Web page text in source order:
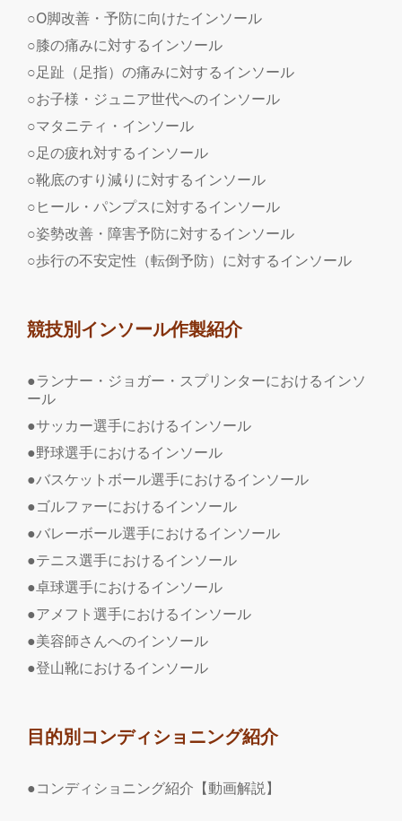
○O脚改善・予防に向けたインソール
○膝の痛みに対するインソール
○足趾（足指）の痛みに対するインソール
○お子様・ジュニア世代へのインソール
○マタニティ・インソール
○足の疲れ対するインソール
○靴底のすり減りに対するインソール
○ヒール・パンプスに対するインソール
○姿勢改善・障害予防に対するインソール
○歩行の不安定性（転倒予防）に対するインソール
競技別インソール作製紹介
●ランナー・ジョガー・スプリンターにおけるインソ
ール
●サッカー選手におけるインソール
●野球選手におけるインソール
●バスケットボール選手におけるインソール
●ゴルファーにおけるインソール
●バレーボール選手におけるインソール
●テニス選手におけるインソール
●卓球選手におけるインソール
●アメフト選手におけるインソール
●美容師さんへのインソール
●登山靴におけるインソール
目的別コンディショニング紹介
●コンディショニング紹介【動画解説】